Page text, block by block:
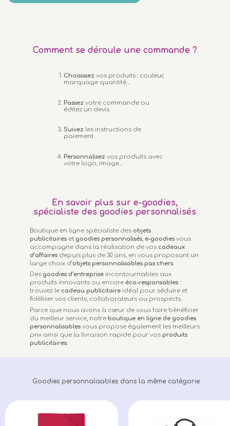
Comment se déroule une commande ?
Choisissez vos produits : couleur,
marquage quantité…
Passez votre commande ou
éditez un devis
Suivez les instructions de
paiement
Personnalisez vos produits avec
votre logo, image...
En savoir plus sur e-goodies,
spécialiste des goodies personnalisés
Boutique en ligne spécialiste des objets
publicitaires et goodies personnalisés, e-goodies vous
accompagne dans la réalisation de vos cadeaux
d’affaires depuis plus de 30 ans, en vous proposant un
large choix d’objets personnalisables pas chers.
Des goodies d’entreprise incontournables aux
produits innovants ou encore éco-responsables :
trouvez le cadeau publicitaire idéal pour séduire et
fidéliser vos clients, collaborateurs ou prospects.
Parce que nous avons à cœur de vous faire bénéficier
du meilleur service, notreboutique en ligne de goodies
personnalisables vous propose également les meilleurs
prix ainsi que la livraison rapide pour vos produits
publicitaires.
Goodies personnalisables dans la même catégorie